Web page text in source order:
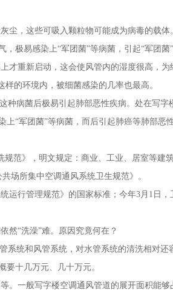
尘，这些可吸入颗粒物可能成为病毒的载体
极易感染上“军团菌”等病菌，引起“军团菌”
才重新启动，这会使风管内的湿度很高，为
的环境内，被细菌感染的几率也最高。
种病菌后极易引起肺部恶性疾病。处在写字
“军团菌”等病菌，而后引起肺癌等肺部恶
范》，明文规定：商业、工业、居室等建
场所集中空调通风系统卫生规范》。
运行管理规范》的国家标准；今年3月1日，
然“洗澡”难。原因究竟何在？
系统和风管系统，对水管系统的清洗相对还
十几万元、几十万元。
。一般写字楼空调通风管道的展开面积能够